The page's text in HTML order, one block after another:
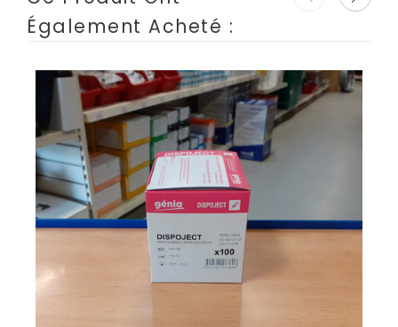
Également Acheté :